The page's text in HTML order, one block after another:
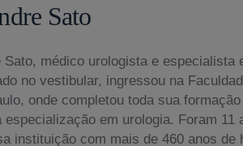
Sato
Sato, médico urologista e especialista
no vestibular, ingressou na
onde completou toda sua
especialização em urologia. Foram 11
instituição com mais de 460 anos de